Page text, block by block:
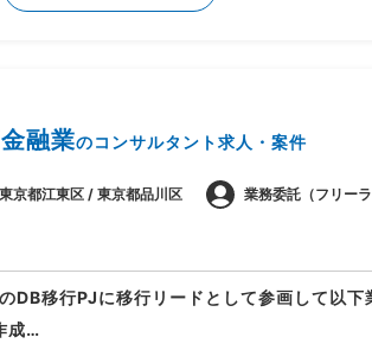
るTo-Beアーキテクチャの立案
融業のコンサルタント求人・案件
東京都江東区 / 東京都品川区 業務委託（フリーラ
DB移行PJに移行リードとして参画して以下
成